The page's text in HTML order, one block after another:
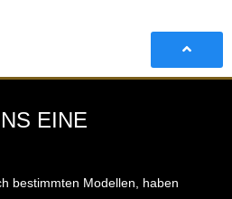
EINE
bestimmten Modellen, haben